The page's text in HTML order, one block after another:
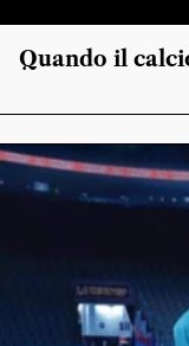
Quando il